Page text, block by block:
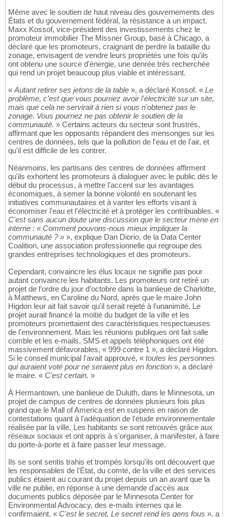
Même avec le soutien de haut niveau des gouvernements des
États et du gouvernement fédéral, la résistance a un impact.
Maxx Kossof, vice-président des investissements chez le
promoteur immobilier The Missner Group, basé à Chicago, a
déclaré que les promoteurs, craignant de perdre la bataille du
zonage, envisagent de vendre leurs propriétés une fois qu'ils
ont obtenu une source d'énergie, une denrée très recherchée
qui rend un projet beaucoup plus viable et intéressant.
« Autant retirer ses jetons de la table », a déclaré Kossof. « Le
problème, c'est que vous pourriez avoir l'électricité sur un site,
mais que cela ne servirait à rien si vous n'obtenez pas le
zonage. Vous pourriez ne pas obtenir le soutien de la
communauté. » Certains acteurs du secteur sont frustrés,
affirmant que les opposants répandent des mensonges sur les
centres de données, tels que la pollution de l'eau et de l'air, et
qu'il est difficile de les contrer.
Néanmoins, les partisans des centres de données affirment
qu'ils exhortent les promoteurs à dialoguer avec le public dès le
début du processus, à mettre l'accent sur les avantages
économiques, à semer la bonne volonté en soutenant les
initiatives communautaires et à vanter les efforts visant à
économiser l'eau et l'électricité et à protéger les contribuables. «
C'est sans aucun doute une discussion que le secteur mène en
interne : « Comment pouvons-nous mieux impliquer la
communauté ? » », explique Dan Diorio, de la Data Center
Coalition, une association professionnelle qui regroupe des
grandes entreprises technologiques et des promoteurs.
Cependant, convaincre les élus locaux ne signifie pas pour
autant convaincre les habitants. Les promoteurs ont retiré un
projet de l'ordre du jour d'octobre dans la banlieue de Charlotte,
à Matthews, en Caroline du Nord, après que le maire John
Higdon leur ait fait savoir qu'il serait rejeté à l'unanimité. Le
projet aurait financé la moitié du budget de la ville et les
promoteurs promettaient des caractéristiques respectueuses
de l'environnement. Mais les réunions publiques ont fait salle
comble et les e-mails, SMS et appels téléphoniques ont été
massivement défavorables, « 999 contre 1 », a déclaré Higdon.
Si le conseil municipal l'avait approuvé, « toutes les personnes
qui auraient voté pour ne seraient plus en fonction », a déclaré
le maire. « C'est certain. »
À Hermantown, une banlieue de Duluth, dans le Minnesota, un
projet de campus de centres de données plusieurs fois plus
grand que le Mall of America est en suspens en raison de
contestations quant à l'adéquation de l'étude environnementale
réalisée par la ville. Les habitants se sont retrouvés grâce aux
réseaux sociaux et ont appris à s'organiser, à manifester, à faire
du porte-à-porte et à faire passer leur message.
Ils se sont sentis trahis et trompés lorsqu'ils ont découvert que
les responsables de l'État, du comté, de la ville et des services
publics étaient au courant du projet depuis un an avant que la
ville ne publie, en réponse à une demande d'accès aux
documents publics déposée par le Minnesota Center for
Environmental Advocacy, des e-mails internes qui le
confirmaient. « C'est le secret. Le secret rend les gens fous », a